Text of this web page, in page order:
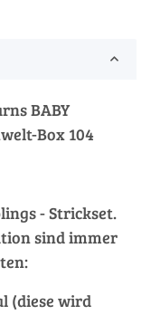
BABY
Box 104
- Strickset.
sind immer
(diese wird